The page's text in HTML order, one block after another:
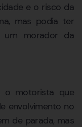
e o risco da
mas podia ter
um morador da
o motorista que
envolvimento no
de parada, mas